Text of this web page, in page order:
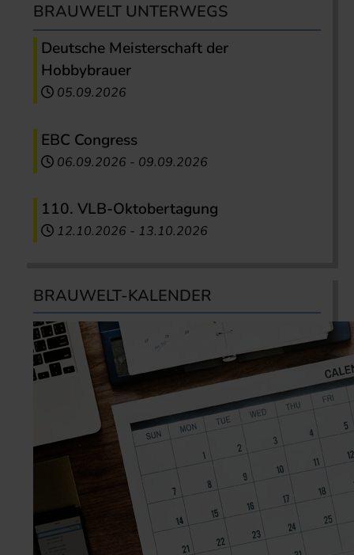
BRAUWELT UNTERWEGS
Deutsche Meisterschaft der
Hobbybrauer
05.09.2026
EBC Congress
06.09.2026 - 09.09.2026
110. VLB-Oktobertagung
12.10.2026 - 13.10.2026
BRAUWELT-KALENDER